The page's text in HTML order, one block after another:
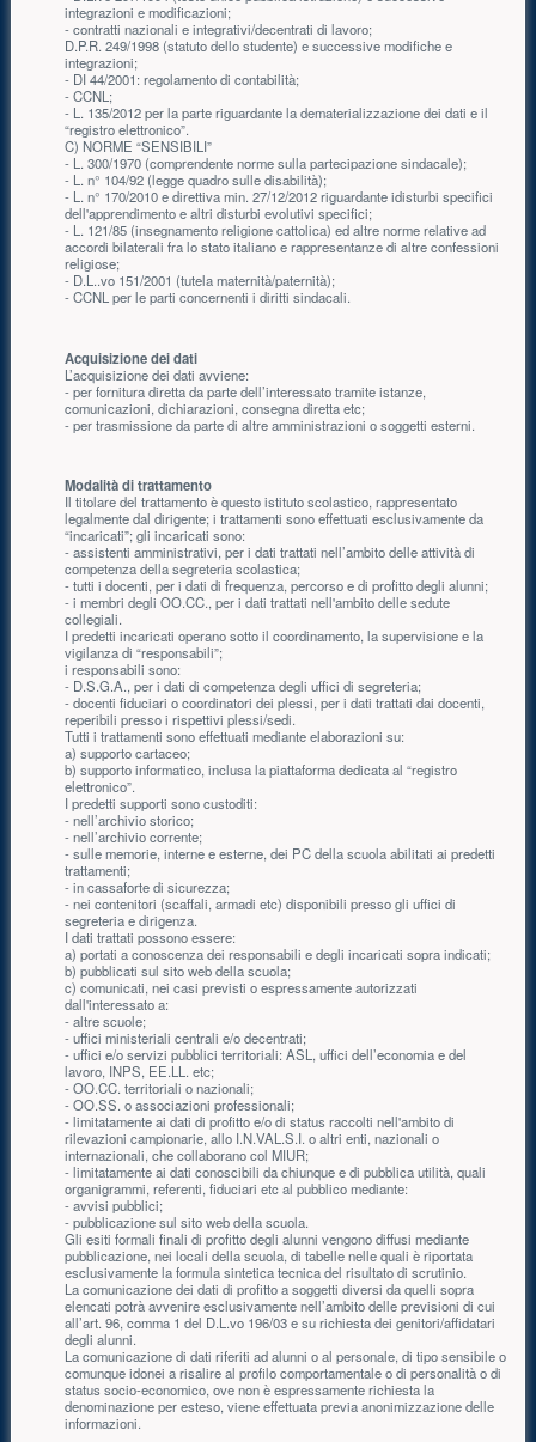
integrazioni e modificazioni;
- contratti nazionali e integrativi/decentrati di lavoro;
D.P.R. 249/1998 (statuto dello studente) e successive modifiche e
integrazioni;
- DI 44/2001: regolamento di contabilità;
- CCNL;
- L. 135/2012 per la parte riguardante la dematerializzazione dei dati e il
“registro elettronico”.
C) NORME “SENSIBILI”
- L. 300/1970 (comprendente norme sulla partecipazione sindacale);
- L. n° 104/92 (legge quadro sulle disabilità);
- L. n° 170/2010 e direttiva min. 27/12/2012 riguardante idisturbi specifici
dell'apprendimento e altri disturbi evolutivi specifici;
- L. 121/85 (insegnamento religione cattolica) ed altre norme relative ad
accordi bilaterali fra lo stato italiano e rappresentanze di altre confessioni
religiose;
- D.L..vo 151/2001 (tutela maternità/paternità);
- CCNL per le parti concernenti i diritti sindacali.
Acquisizione dei dati
L’acquisizione dei dati avviene:
- per fornitura diretta da parte dell’interessato tramite istanze,
comunicazioni, dichiarazioni, consegna diretta etc;
- per trasmissione da parte di altre amministrazioni o soggetti esterni.
Modalità di trattamento
Il titolare del trattamento è questo istituto scolastico, rappresentato
legalmente dal dirigente; i trattamenti sono effettuati esclusivamente da
“incaricati”; gli incaricati sono:
- assistenti amministrativi, per i dati trattati nell’ambito delle attività di
competenza della segreteria scolastica;
- tutti i docenti, per i dati di frequenza, percorso e di profitto degli alunni;
- i membri degli OO.CC., per i dati trattati nell'ambito delle sedute
collegiali.
I predetti incaricati operano sotto il coordinamento, la supervisione e la
vigilanza di “responsabili”;
i responsabili sono:
- D.S.G.A., per i dati di competenza degli uffici di segreteria;
- docenti fiduciari o coordinatori dei plessi, per i dati trattati dai docenti,
reperibili presso i rispettivi plessi/sedi.
Tutti i trattamenti sono effettuati mediante elaborazioni su:
a) supporto cartaceo;
b) supporto informatico, inclusa la piattaforma dedicata al “registro
elettronico”.
I predetti supporti sono custoditi:
- nell’archivio storico;
- nell’archivio corrente;
- sulle memorie, interne e esterne, dei PC della scuola abilitati ai predetti
trattamenti;
- in cassaforte di sicurezza;
- nei contenitori (scaffali, armadi etc) disponibili presso gli uffici di
segreteria e dirigenza.
I dati trattati possono essere:
a) portati a conoscenza dei responsabili e degli incaricati sopra indicati;
b) pubblicati sul sito web della scuola;
c) comunicati, nei casi previsti o espressamente autorizzati
dall'interessato a:
- altre scuole;
- uffici ministeriali centrali e/o decentrati;
- uffici e/o servizi pubblici territoriali: ASL, uffici dell’economia e del
lavoro, INPS, EE.LL. etc;
- OO.CC. territoriali o nazionali;
- OO.SS. o associazioni professionali;
- limitatamente ai dati di profitto e/o di status raccolti nell'ambito di
rilevazioni campionarie, allo I.N.VAL.S.I. o altri enti, nazionali o
internazionali, che collaborano col MIUR;
- limitatamente ai dati conoscibili da chiunque e di pubblica utilità, quali
organigrammi, referenti, fiduciari etc al pubblico mediante:
- avvisi pubblici;
- pubblicazione sul sito web della scuola.
Gli esiti formali finali di profitto degli alunni vengono diffusi mediante
pubblicazione, nei locali della scuola, di tabelle nelle quali è riportata
esclusivamente la formula sintetica tecnica del risultato di scrutinio.
La comunicazione dei dati di profitto a soggetti diversi da quelli sopra
elencati potrà avvenire esclusivamente nell’ambito delle previsioni di cui
all’art. 96, comma 1 del D.L.vo 196/03 e su richiesta dei genitori/affidatari
degli alunni.
La comunicazione di dati riferiti ad alunni o al personale, di tipo sensibile o
comunque idonei a risalire al profilo comportamentale o di personalità o di
status socio-economico, ove non è espressamente richiesta la
denominazione per esteso, viene effettuata previa anonimizzazione delle
informazioni.